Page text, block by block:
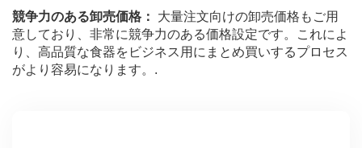
競争力のある卸売価格： 大量注文向けの卸売価格もご用
意しており、非常に競争力のある価格設定です。これによ
り、高品質な食器をビジネス用にまとめ買いするプロセス
がより容易になります。.